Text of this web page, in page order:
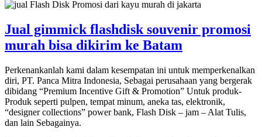
Jual gimmick flashdisk souvenir promosi
murah bisa dikirim ke Batam
Perkenankanlah kami dalam kesempatan ini untuk memperkenalkan
diri, PT. Panca Mitra Indonesia, Sebagai perusahaan yang bergerak
dibidang “Premium Incentive Gift & Promotion” Untuk produk-
Produk seperti pulpen, tempat minum, aneka tas, elektronik,
“designer collections” power bank, Flash Disk – jam – Alat Tulis,
dan lain Sebagainya.